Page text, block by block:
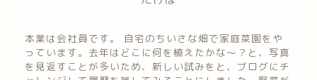
本業は会社員です。 自宅のちいさな畑で家庭菜園をや
っています。去年はどこに何を植えたかな～？と、写真
を見返すことが多いため、新しい試みをと、ブログにチ